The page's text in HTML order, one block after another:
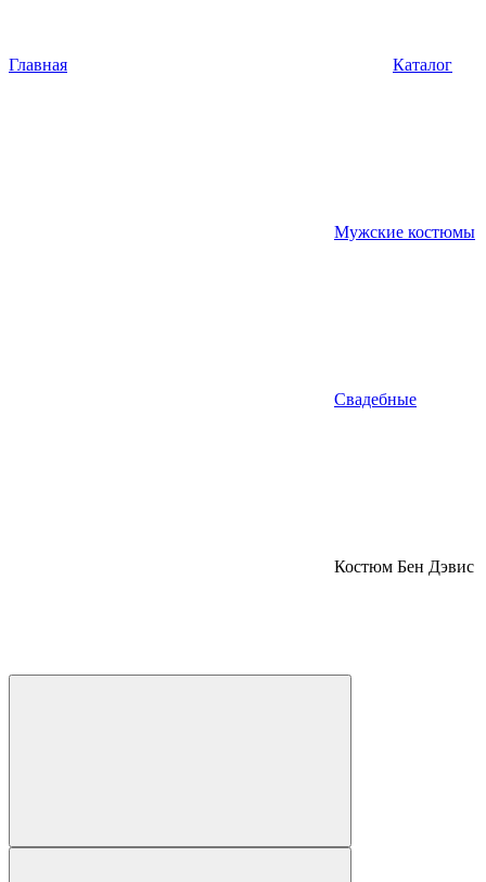
Главная Каталог
Мужские костюмы
Свадебные
Костюм Бен Дэвис